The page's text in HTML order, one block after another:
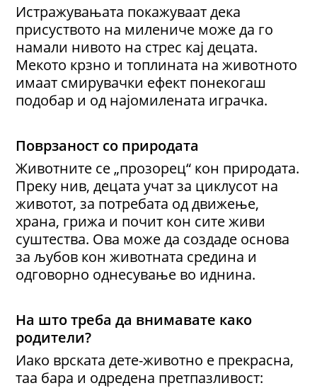
Истражувањата покажуваат дека
присуството на милениче може да го
намали нивото на стрес кај децата.
Мекото крзно и топлината на животното
имаат смирувачки ефект понекогаш
подобар и од најомилената играчка.
Поврзаност со природата
Животните се „прозорец“ кон природата.
Преку нив, децата учат за циклусот на
животот, за потребата од движење,
храна, грижа и почит кон сите живи
суштества. Ова може да создаде основа
за љубов кон животната средина и
одговорно однесување во иднина.
На што треба да внимавате како
родители?
Иако врската дете-животно е прекрасна,
таа бара и одредена претпазливост: